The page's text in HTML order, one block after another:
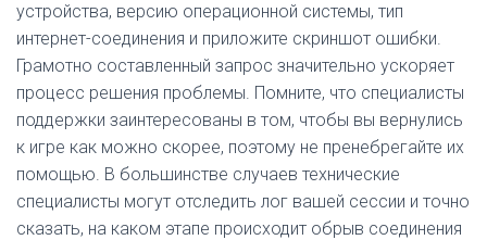
устройства, версию операционной системы, тип
интернет-соединения и приложите скриншот ошибки.
Грамотно составленный запрос значительно ускоряет
процесс решения проблемы. Помните, что специалисты
поддержки заинтересованы в том, чтобы вы вернулись
к игре как можно скорее, поэтому не пренебрегайте их
помощью. В большинстве случаев технические
специалисты могут отследить лог вашей сессии и точно
сказать, на каком этапе происходит обрыв соединения